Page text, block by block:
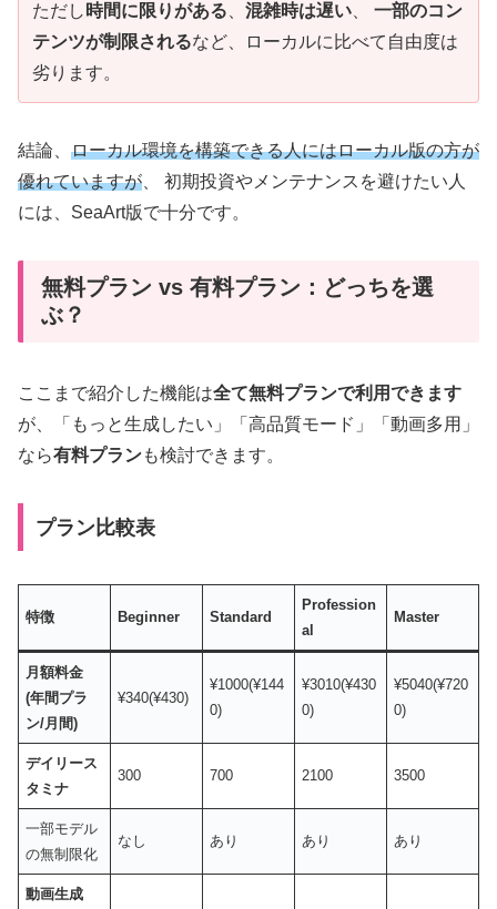
ただし 時間に限りがある 混雑時は遅い
一部のコン
テンツが制限されるなど、ローカルに比べて自由度は
劣ります。
結論、 ローカル環境を構築できる人にはローカル版の方が
優れていますが 、 初期投資やメンテナンスを避けたい人
には、SeaArt版で十分です。
無料プラン vs 有料プラン：どっちを選
ぶ？
ここまで紹介した機能は全て無料プランで利用できます
が、「もっと生成したい」「高品質モード」「動画多用」
なら有料プランも検討できます。
プラン比較表
特徴 Beginner Standard
Profession
al
Master
月額料金
(年間プラ
ン/月間)
¥340(¥430)
¥1000(¥144
0)
¥3010(¥430
0)
¥5040(¥720
0)
デイリース
タミナ
300 700 2100 3500
一部モデル
の無制限化
なし あり あり あり
動画生成